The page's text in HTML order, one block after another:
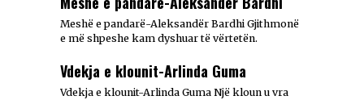
Meshë e pandarë-Aleksandër Bardhi Gjithmonë
e më shpeshe kam dyshuar të vërtetën.
Vdekja e klounit-Arlinda Guma
Vdekja e klounit-Arlinda Guma Një kloun u vra